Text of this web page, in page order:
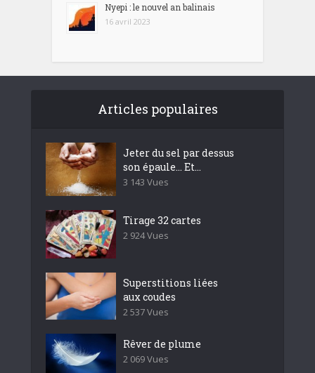
Nyepi : le nouvel an balinais
16 avril 2023
Articles populaires
Jeter du sel par dessus
son épaule… Et...
3 143 Vues
Tirage 32 cartes
2 924 Vues
Superstitions liées
aux coudes
2 537 Vues
Rêver de plume
2 069 Vues